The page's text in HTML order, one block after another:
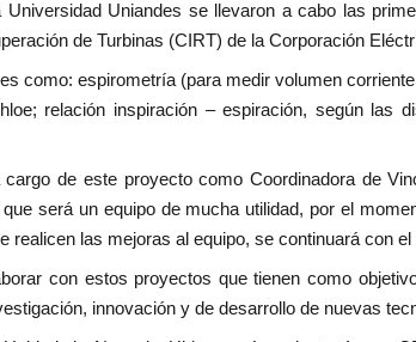
Uniandes se llevaron a cabo las
de Turbinas (CIRT) de la Corporación
como: espirometría (para medir volumen
relación inspiración – espiración, según las
de este proyecto como Coordinadora de
será un equipo de mucha utilidad, por el
las mejoras al equipo, se continuará con
con estos proyectos que tienen como
innovación y de desarrollo de nuevas